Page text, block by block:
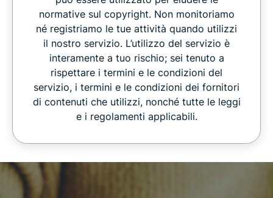
normative sul copyright. Non monitoriamo
né registriamo le tue attività quando utilizzi
il nostro servizio. L’utilizzo del servizio è
interamente a tuo rischio; sei tenuto a
rispettare i termini e le condizioni del
servizio, i termini e le condizioni dei fornitori
di contenuti che utilizzi, nonché tutte le leggi
e i regolamenti applicabili.